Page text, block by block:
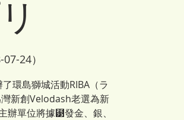
24）
環島獅城活動RIBA（ラ
新創Velodash老選為新
辦單位將據⹳發金、銀、